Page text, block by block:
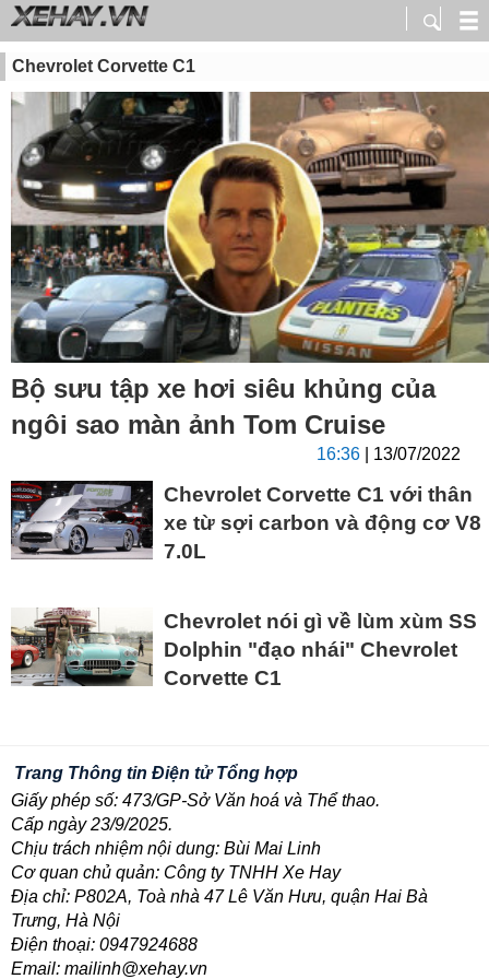
Chevrolet Corvette C1
Bộ sưu tập xe hơi siêu khủng của
ngôi sao màn ảnh Tom Cruise
16:36 | 13/07/2022
Chevrolet Corvette C1 với thân
xe từ sợi carbon và động cơ V8
7.0L
Chevrolet nói gì về lùm xùm SS
Dolphin "đạo nhái" Chevrolet
Corvette C1
Trang Thông tin Điện tử Tổng hợp
Giấy phép số: 473/GP-Sở Văn hoá và Thể thao.
Cấp ngày 23/9/2025.
Chịu trách nhiệm nội dung: Bùi Mai Linh
Cơ quan chủ quản: Công ty TNHH Xe Hay
Địa chỉ: P802A, Toà nhà 47 Lê Văn Hưu, quận Hai Bà
Trưng, Hà Nội
Điện thoại: 0947924688
Email: mailinh@xehay.vn